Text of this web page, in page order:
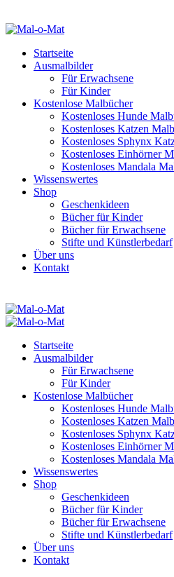
Startseite
Ausmalbilder
Für Erwachsene
Für Kinder
Kostenlose Malbücher
Kostenloses Hunde
Kostenloses Katzen
Kostenloses Sphynx
Kostenloses Einhörner
Kostenloses Mandala
Wissenswertes
Shop
Geschenkideen
Bücher für Kinder
Bücher für Erwachsene
Stifte und Künstlerbedarf
Über uns
Kontakt
Startseite
Ausmalbilder
Für Erwachsene
Für Kinder
Kostenlose Malbücher
Kostenloses Hunde
Kostenloses Katzen
Kostenloses Sphynx
Kostenloses Einhörner
Kostenloses Mandala
Wissenswertes
Shop
Geschenkideen
Bücher für Kinder
Bücher für Erwachsene
Stifte und Künstlerbedarf
Über uns
Kontakt